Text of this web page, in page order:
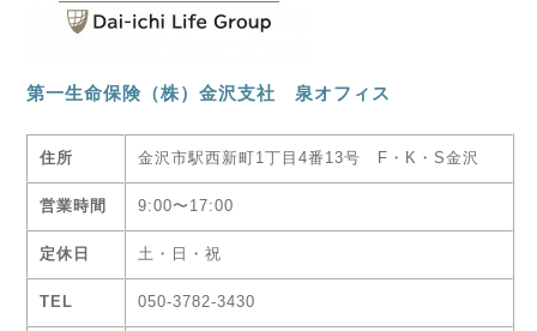
第一生命保険（株）金沢支社 泉オフィス
住所 金沢市駅西新町1丁目4番13号 F・K・S金沢
営業時間 9:00〜17:00
定休日 土・日・祝
TEL 050-3782-3430